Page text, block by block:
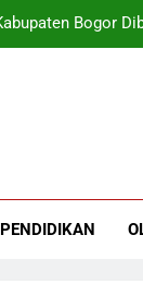
Bogor
Mahasiswa
PENDIDIKAN